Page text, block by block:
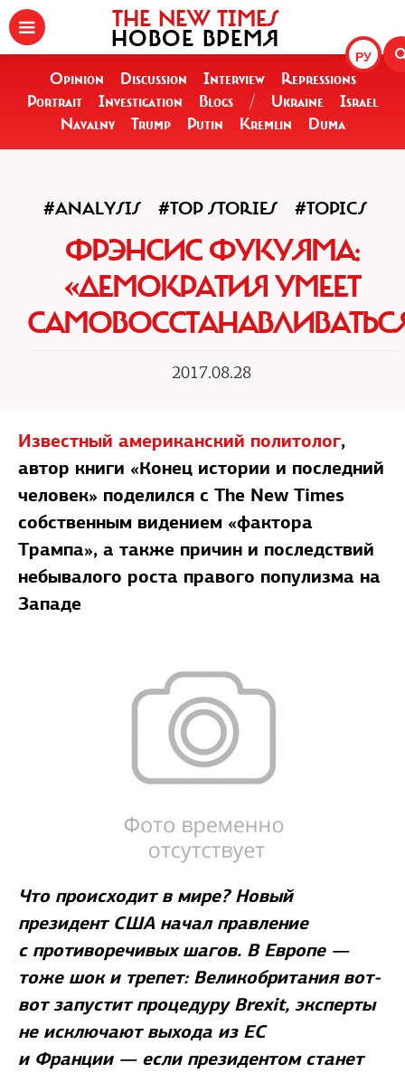
РУ
THE NEW TIMES
НОВОЕ ВРЕМЯ
Opinion Discussion Interview
Repressions
Portrait
Investigation Blogs / Ukraine
Israel
Navalny
Trump Putin Kremlin Duma
#ANALYSIS #TOP STORIES #TOPICS
ФРЭНСИС ФУКУЯМА:
«ДЕМОКРАТИЯ УМЕЕТ
2017.08.28
Известный американский политолог,
автор книги «Конец истории и последний
человек» поделился с The New Times
собственным видением «фактора
Трампа», а также причин и последствий
небывалого роста правого популизма на
Западе
Что происходит в мире? Новый
президент США начал правление
с противоречивых шагов. В Европе —
тоже шок и трепет: Великобритания вот-
вот запустит процедуру Brexit, эксперты
не исключают выхода из ЕС
и Франции — если президентом станет